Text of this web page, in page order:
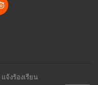
แจ้งร้องเรียน